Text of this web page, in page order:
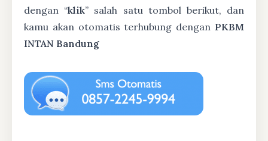
dengan “klik” salah satu tombol berikut, dan
kamu akan otomatis terhubung dengan PKBM
INTAN Bandung